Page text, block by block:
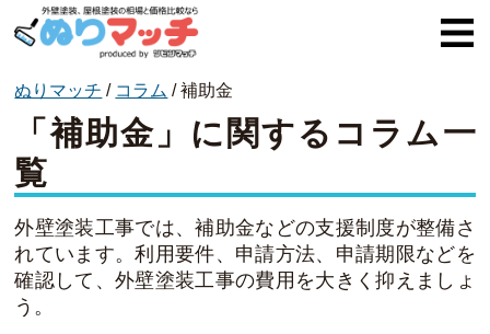
ぬりマッチとは
オススメ企業
外壁塗装
屋根塗装
ぬりマッチ / コラム /補助金
「補助金」に関するコラム一
覧
外壁塗装工事では、補助金などの支援制度が整備さ
れています。利用要件、申請方法、申請期限などを
確認して、外壁塗装工事の費用を大きく抑えましょ
う。